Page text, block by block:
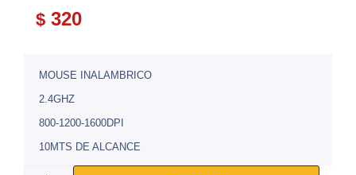
$ 320
MOUSE INALAMBRICO
2.4GHZ
800-1200-1600DPI
10MTS DE ALCANCE